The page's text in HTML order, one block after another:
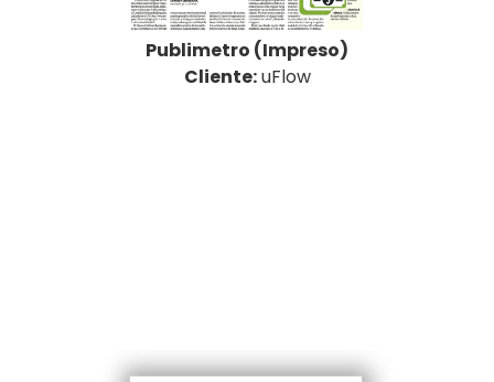
Publimetro (Impreso)
Cliente:uFlow